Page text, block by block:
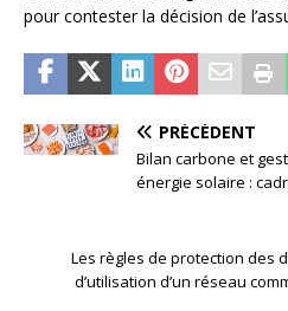
pour contester la décision de
PRÉCÉDENT
Bilan carbone et
énergie solaire :
Les règles de protection des
d’utilisation d’un réseau